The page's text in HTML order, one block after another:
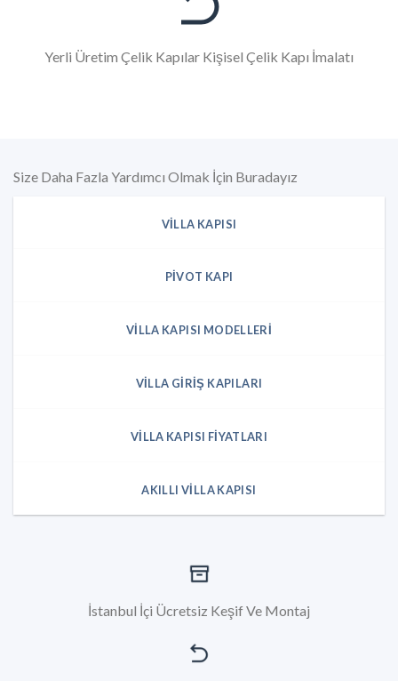
Yerli Üretim Çelik Kapılar Kişisel Çelik Kapı İmalatı
Size Daha Fazla Yardımcı Olmak İçin Buradayız
VILLA KAPISI
PIVOT KAPI
VILLA KAPISI MODELLERI
VILLA GIRIŞ KAPILARI
VILLA KAPISI FIYATLARI
AKILLI VILLA KAPISI
İstanbul İçi Ücretsiz Keşif Ve Montaj